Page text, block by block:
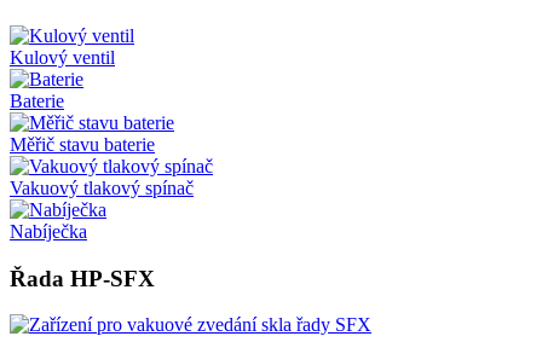
Kulový ventil
Baterie
Měřič stavu baterie
Vakuový tlakový spínač
Nabíječka
Řada HP-SFX